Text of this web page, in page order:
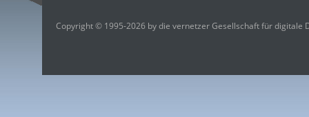
Copyright © 1995-2026 by die vernetzer Gesellschaft für digitale